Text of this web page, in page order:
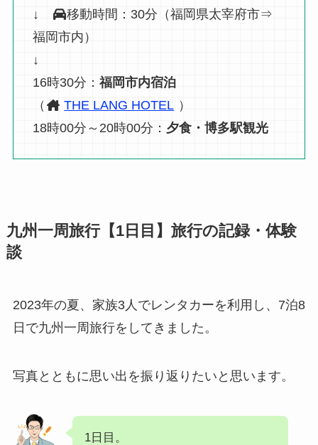
↓
移動時間：30分（福岡県太宰府市⇒
福岡市内）
↓
16時30分： 福岡市内宿泊
（
THE LANG HOTEL ）
18時00分～20時00分： 夕食・博多駅観光
九州一周旅行【1日目】旅行の記録・体験
談
2023年の夏、家族3人でレンタカーを利用し、7泊8
日で九州一周旅行をしてきました。
写真とともに思い出を振り返りたいと思います。
1日目。